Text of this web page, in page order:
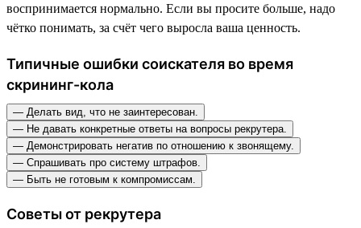
воспринимается нормально. Если вы просите больше, надо
чётко понимать, за счёт чего выросла ваша ценность.
Типичные ошибки соискателя во время
скрининг-кола
— Делать вид, что не заинтересован.
— Не давать конкретные ответы на вопросы рекрутера.
— Демонстрировать негатив по отношению к звонящему.
— Спрашивать про систему штрафов.
— Быть не готовым к компромиссам.
Советы от рекрутера